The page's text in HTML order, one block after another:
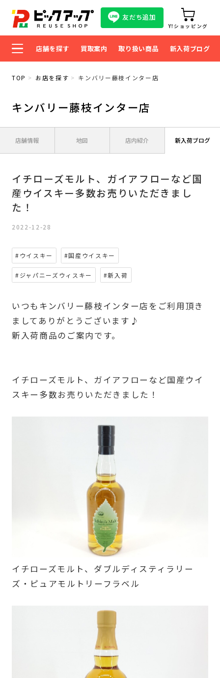
友だち追加
Y!ショッピング
店舗を探す 買取案内 取り扱い商品 新入荷ブログ
TOP お店を探す キンバリー藤枝インター店
キンバリー藤枝インター店
店舗情報 地図 店内紹介 新入荷ブログ
イチローズモルト、ガイアフローなど国
産ウイスキー多数お売りいただきまし
た！
2022-12-28
#ウイスキー #国産ウイスキー
#ジャパニーズウィスキー #新入荷
いつもキンバリー藤枝インター店をご利用頂き
ましてありがとうございます♪
新入荷商品のご案内です。
イチローズモルト、ガイアフローなど国産ウイ
スキー多数お売りいただきました！
イチローズモルト、ダブルディスティラリー
ズ・ピュアモルトリーフラベル